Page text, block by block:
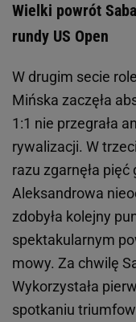
Wielki powrót
rundy US Open
W drugim secie
Mińska zaczęła
1:1 nie przegrała
rywalizacji. W
razu zgarnęła
Aleksandrowa
zdobyła kolejny
spektakularnym
mowy. Za chwilę
Wykorzystała
spotkaniu